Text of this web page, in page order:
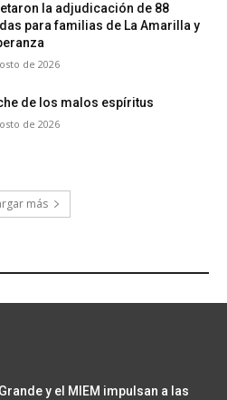
la adjudicación de 88
para familias de La Amarilla y
de 2026
de los malos espíritus
de 2026
más
y el MIEM impulsan a las